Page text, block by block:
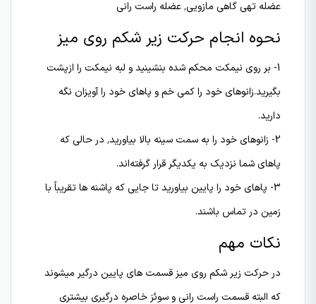
عضله تهی گاهی مازویی٬ عضله راست رانی
نحوه انجام حرکت زیر شکم روی میز
1- بر روی نیمکت محکم شده بنشینید و لبه نیمکت را ازپشت
بگیرید.زانوهای خود را کمی خم و پاهای خود را آویزان نگه
دارید.
2- زانوهای خود را به سمت سینه بالا بیاورید٬ در حالی که
پاهای شما نزدیک به یکدیگر قرار گرفته‌اند.
3- پاهای خود را پایین بیاورید تا جایی که پاشنه ها تقریباً با
زمین در تماس باشند.
نکات مهم
در حرکت زیر شکم روی میز قسمت های پایین درگیر میشوند
که البته قسمت راست رانی و سوئز خاصره درگیری بیشتری